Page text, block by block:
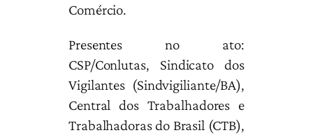
Comércio.
Presentes no ato:
CSP/Conlutas, Sindicato dos
Vigilantes (Sindvigiliante/BA),
Central dos Trabalhadores e
Trabalhadoras do Brasil (CTB),